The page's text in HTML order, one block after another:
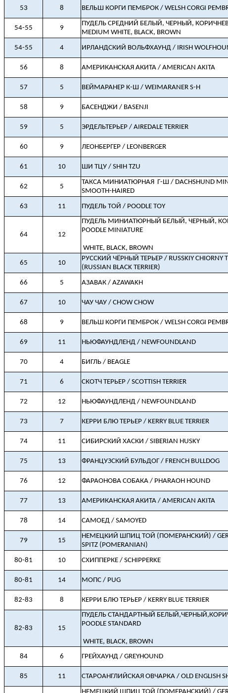
53 8 ВЕЛЬШ КОРГИ ПЕМБРОК / WELSH CORGI
54-55 9
ПУДЕЛЬ СРЕДНИЙ БЕЛЫЙ, ЧЕРНЫЙ,
MEDIUM WHITE, BLACK, BROWN
54-55 4 ИРЛАНДСКИЙ ВОЛЬФХАУНД / IRISH
56 8 АМЕРИКАНСКАЯ АКИТА / AMERICAN AKITA
57 5 ВЕЙМАРАНЕР К-Ш / WEIMARANER S-H
58 9 БАСЕНДЖИ / BASENJI
59 5 ЭРДЕЛЬТЕРЬЕР / AIREDALE TERRIER
60 9 ЛЕОНБЕРГЕР / LEONBERGER
61 10 ШИ ТЦУ / SHIH TZU
62 5
ТАКСА МИНИАТЮРНАЯ Г-Ш / DACHSHUND
SMOOTH-HAIRED
63 11 ПУДЕЛЬ ТОЙ / POODLE TOY
64 12
ПУДЕЛЬ МИНИАТЮРНЫЙ БЕЛЫЙ, ЧЕРНЫЙ,
POODLE MINIATURE
WHITE, BLACK, BROWN
65 10
РУССКИЙ ЧЁРНЫЙ ТЕРЬЕР / RUSSKIY СHIORNY
(RUSSIAN BLACK TERRIER)
66 5 АЗАВАК / AZAWAKH
67 10 ЧАУ ЧАУ / CHOW CHOW
68 9 ВЕЛЬШ КОРГИ ПЕМБРОК / WELSH CORGI
69 11 НЬЮФАУНДЛЕНД / NEWFOUNDLAND
70 4 БИГЛЬ / BEAGLE
71 6 СКОТЧ ТЕРЬЕР / SCOTTISH TERRIER
72 12 НЬЮФАУНДЛЕНД / NEWFOUNDLAND
73 7 КЕРРИ БЛЮ ТЕРЬЕР / KERRY BLUE TERRIER
74 11 СИБИРСКИЙ ХАСКИ / SIBERIAN HUSKY
75 13 ФРАНЦУЗСКИЙ БУЛЬДОГ / FRENCH BULLDOG
76 12 ФАРАОНОВА СОБАКА / PHARAOH HOUND
77 13 АМЕРИКАНСКАЯ АКИТА / AMERICAN AKITA
78 14 САМОЕД / SAMOYED
79 15
НЕМЕЦКИЙ ШПИЦ ТОЙ (ПОМЕРАНСКИЙ) /
SPITZ (POMERANIAN)
80-81 10 СХИППЕРКЕ / SCHIPPERKE
80-81 14 МОПС / PUG
82-83 8 КЕРРИ БЛЮ ТЕРЬЕР / KERRY BLUE TERRIER
82-83 15
ПУДЕЛЬ СТАНДАРТНЫЙ
POODLE STANDARD
WHITE, BLACK, BROWN
84 6 ГРЕЙХАУНД / GREYHOUND
85 11 СТАРОАНГЛИЙСКАЯ ОВЧАРКА / OLD ENGLISH